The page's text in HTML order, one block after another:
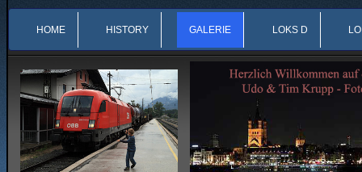
HOME HISTORY GALERIE LOKS D